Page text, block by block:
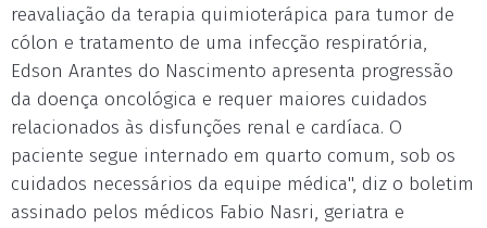
reavaliação da terapia quimioterápica para tumor de
cólon e tratamento de uma infecção respiratória,
Edson Arantes do Nascimento apresenta progressão
da doença oncológica e requer maiores cuidados
relacionados às disfunções renal e cardíaca. O
paciente segue internado em quarto comum, sob os
cuidados necessários da equipe médica", diz o boletim
assinado pelos médicos Fabio Nasri, geriatra e